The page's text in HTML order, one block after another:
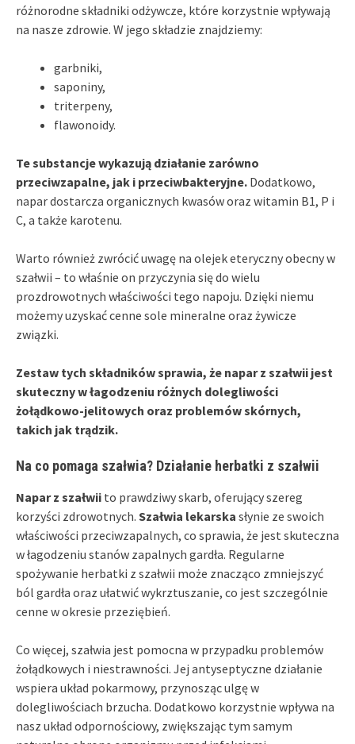
różnorodne składniki odżywcze, które korzystnie wpływają
na nasze zdrowie. W jego składzie znajdziemy:
garbniki,
saponiny,
triterpeny,
flawonoidy.
Te substancje wykazują działanie zarówno
przeciwzapalne, jak i przeciwbakteryjne. Dodatkowo,
napar dostarcza organicznych kwasów oraz witamin B1, P i
C, a także karotenu.
Warto również zwrócić uwagę na olejek eteryczny obecny w
szałwii – to właśnie on przyczynia się do wielu
prozdrowotnych właściwości tego napoju. Dzięki niemu
możemy uzyskać cenne sole mineralne oraz żywicze
związki.
Zestaw tych składników sprawia, że napar z szałwii jest
skuteczny w łagodzeniu różnych dolegliwości
żołądkowo-jelitowych oraz problemów skórnych,
takich jak trądzik.
Na co pomaga szałwia? Działanie herbatki z szałwii
Napar z szałwii to prawdziwy skarb, oferujący szereg
korzyści zdrowotnych. Szałwia lekarska słynie ze swoich
właściwości przeciwzapalnych, co sprawia, że jest skuteczna
w łagodzeniu stanów zapalnych gardła. Regularne
spożywanie herbatki z szałwii może znacząco zmniejszyć
ból gardła oraz ułatwić wykrztuszanie, co jest szczególnie
cenne w okresie przeziębień.
Co więcej, szałwia jest pomocna w przypadku problemów
żołądkowych i niestrawności. Jej antyseptyczne działanie
wspiera układ pokarmowy, przynosząc ulgę w
dolegliwościach brzucha. Dodatkowo korzystnie wpływa na
nasz układ odpornościowy, zwiększając tym samym